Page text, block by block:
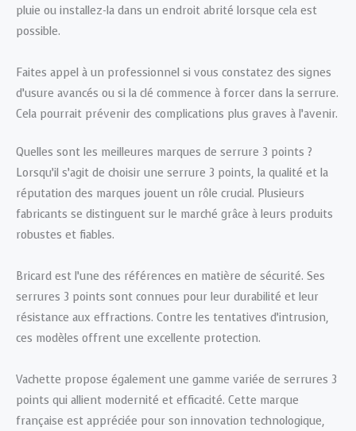
pluie ou installez-la dans un endroit abrité lorsque cela est
possible.
Faites appel à un professionnel si vous constatez des signes
d’usure avancés ou si la clé commence à forcer dans la serrure.
Cela pourrait prévenir des complications plus graves à l’avenir.
Quelles sont les meilleures marques de serrure 3 points ?
Lorsqu’il s’agit de choisir une serrure 3 points, la qualité et la
réputation des marques jouent un rôle crucial. Plusieurs
fabricants se distinguent sur le marché grâce à leurs produits
robustes et fiables.
Bricard est l’une des références en matière de sécurité. Ses
serrures 3 points sont connues pour leur durabilité et leur
résistance aux effractions. Contre les tentatives d’intrusion,
ces modèles offrent une excellente protection.
Vachette propose également une gamme variée de serrures 3
points qui allient modernité et efficacité. Cette marque
française est appréciée pour son innovation technologique,